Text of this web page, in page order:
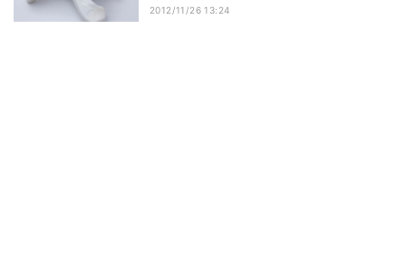
2012/11/26 13:24